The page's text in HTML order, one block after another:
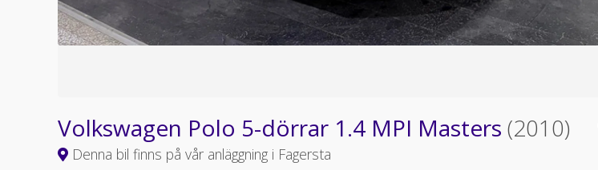
Volkswagen Polo 5-dörrar 1.4 MPI Masters (2010)
Denna bil finns på vår anläggning i Fagersta